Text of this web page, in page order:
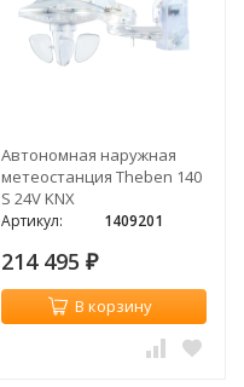
Автономная наружная
метеостанция Theben 140
S 24V KNX
Артикул: 1409201
214 495 ₽
В корзину